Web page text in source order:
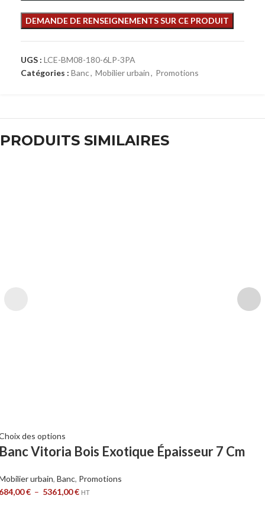
UGS : LCE-BM08-180-6LP-3PA
Catégories : Banc, Mobilier urbain, Promotions
PRODUITS SIMILAIRES
des options
Vitoria Bois Exotique Épaisseur 7 Cm
urbain,Banc, Promotions
€ – 5361,00€ HT